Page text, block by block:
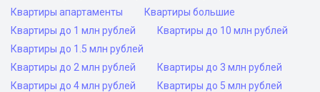
Квартиры апартаменты
Квартиры большие
Квартиры до 1 млн рублей
Квартиры до 10 млн рублей
Квартиры до 1.5 млн рублей
Квартиры до 2 млн рублей
Квартиры до 3 млн рублей
Квартиры до 4 млн рублей
Квартиры до 5 млн рублей